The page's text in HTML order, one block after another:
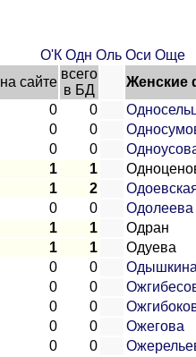
О'К Одн Оль Оси Още
на сайте
всего
в БД
Женские
0 0
0 0
0 0
1 1
1 2
0 0
Одолеева
1 1
Одран
1 1
Одуева
0 0
0 0
0 0
0 0
Ожегова
0 0